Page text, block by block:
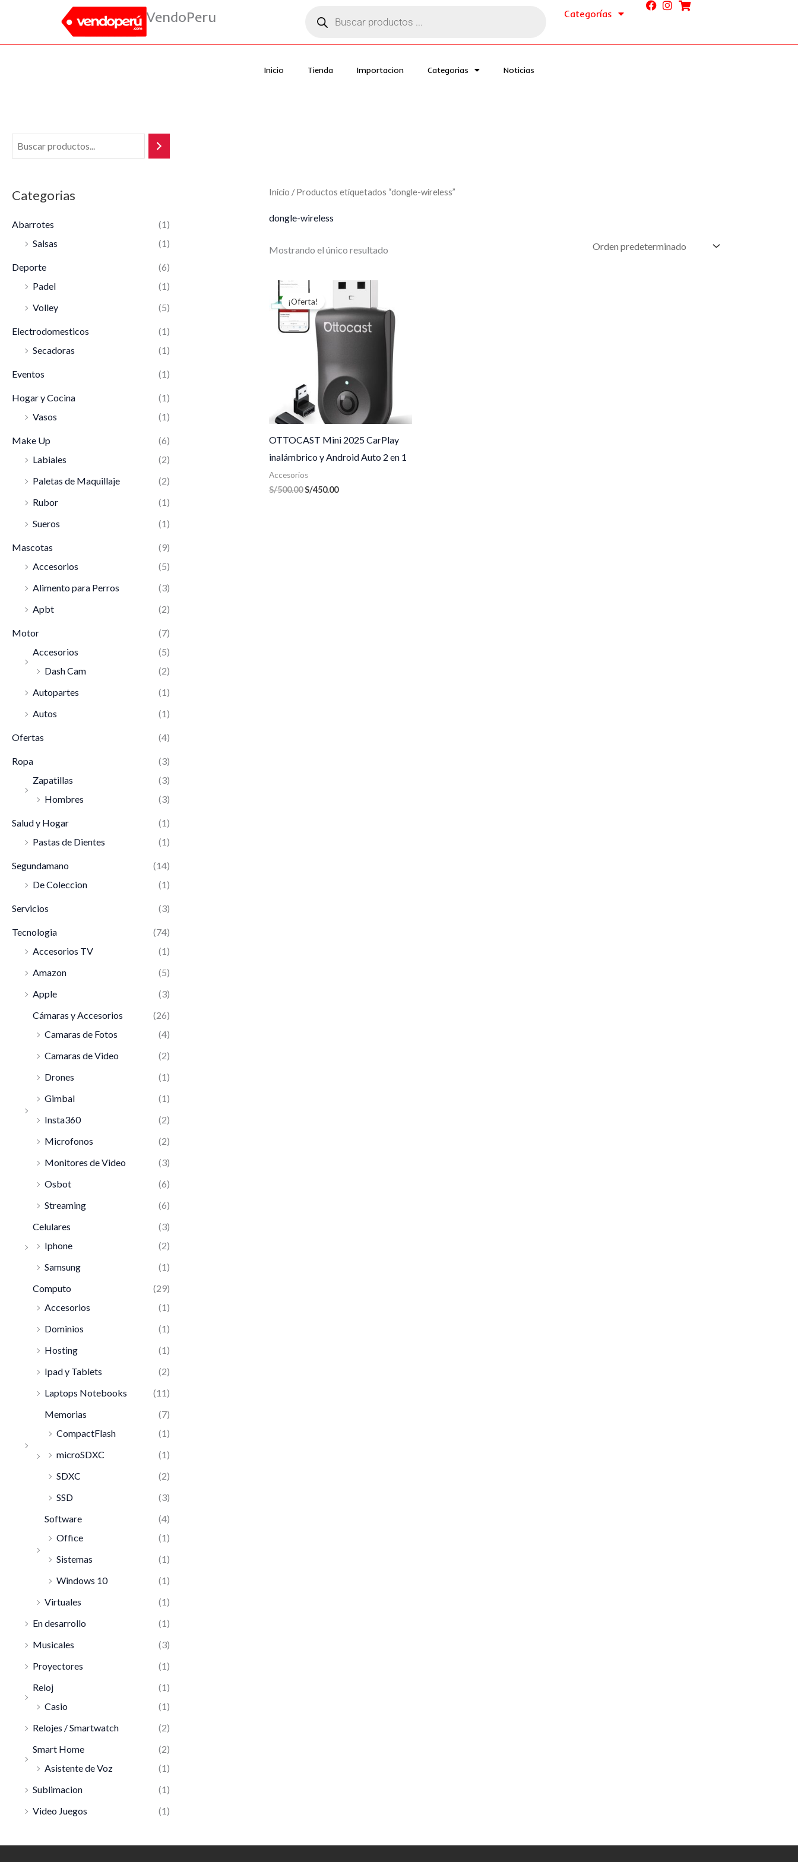
contenido
VendoPeru
productos
Categorías
Inicio Tienda Importacion Categorias Noticias
Categorias
Abarrotes
(1)
Salsas
(1)
Deporte
(6)
Padel
(1)
Volley
(5)
Electrodomesticos
(1)
Secadoras
(1)
Eventos (1)
Hogar y Cocina
(1)
Vasos
(1)
Make Up
(6)
Labiales
(2)
Paletas de Maquillaje
(2)
Rubor
(1)
Sueros
(1)
Mascotas
(9)
Accesorios
(5)
Alimento para Perros
(3)
Apbt
(2)
Motor
(7)
Accesorios
(5)
Dash Cam
(2)
Autopartes
(1)
Autos
(1)
Ofertas (4)
Ropa
(3)
Zapatillas
(3)
Hombres
(3)
Salud y Hogar
(1)
Pastas de Dientes
(1)
Segundamano
(14)
De Coleccion
(1)
Servicios (3)
Tecnologia
(74)
Accesorios TV
(1)
Amazon
(5)
Apple
(3)
Cámaras y Accesorios
(26)
Camaras de Fotos
(4)
Camaras de Video
(2)
Drones
(1)
Gimbal
(1)
Insta360
(2)
Microfonos
(2)
Monitores de Video
(3)
Osbot
(6)
Streaming
(6)
Celulares
(3)
Iphone
(2)
Samsung
(1)
Computo
(29)
Accesorios
(1)
Dominios
(1)
Hosting
(1)
Ipad y Tablets
(2)
Laptops Notebooks
(11)
Memorias
(7)
CompactFlash
(1)
microSDXC
(1)
SDXC
(2)
SSD
(3)
Software
(4)
Office
(1)
Sistemas
(1)
Windows 10
(1)
Virtuales
(1)
En desarrollo
(1)
Musicales
(3)
Proyectores
(1)
Reloj
(1)
Casio
(1)
Relojes / Smartwatch
(2)
Smart Home
(2)
Asistente de Voz
(1)
Sublimacion
(1)
Video Juegos
(1)
Inicio / Productos etiquetados “dongle-wireless”
dongle-wireless
Mostrando el único resultado
¡Oferta!
OTTOCAST Mini 2025 CarPlay
inalámbrico y Android Auto 2 en 1
Accesorios
S/500.00
precio
original
era:
S/500.00.
S/450.00
El
precio
actual
es:
S/450.00.